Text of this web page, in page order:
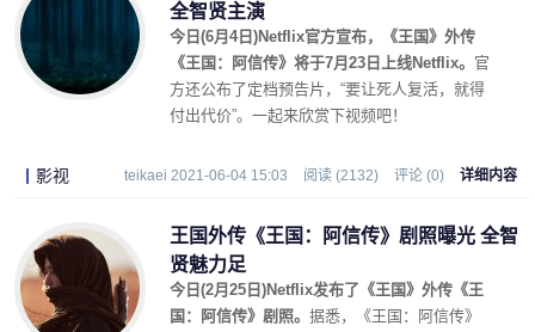
全智贤主演
今日(6月4日)Netflix官方宣布，《王国》外传
《王国：阿信传》将于7月23日上线Netflix。 官
方还公布了定档预告片，“要让死人复活，就得
付出代价”。一起来欣赏下视频吧！
影视 teikaei 2021-06-04 15:03 阅读 (2132) 评论 (0) 详细内容
王国外传《王国：阿信传》剧照曝光 全智
贤魅力足
今日(2月25日)Netflix发布了《王国》外传《王
国：阿信传》剧照。 据悉，《王国：阿信传》